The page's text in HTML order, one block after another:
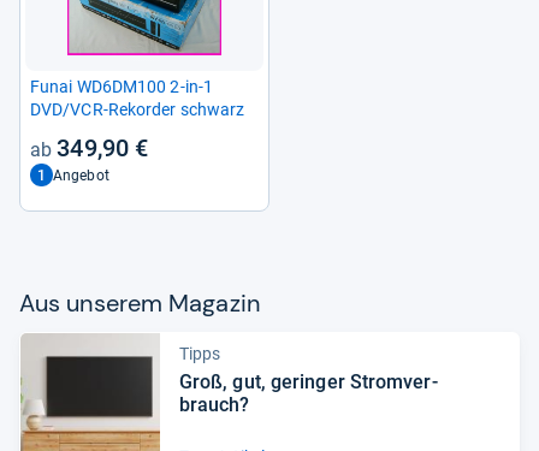
Funai WD6DM100 2-​in-​1
DVD/VCR-​Rekorder schwarz
349,90 €
1 Angebot
Aus unse­rem Maga­zin
Tipps
Groß, gut, gerin­ger Strom­ver­
brauch?